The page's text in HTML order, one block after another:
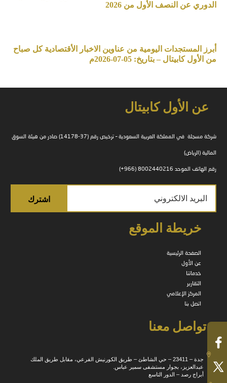
الدوري عن النصف الأول من 2026
أبرز المستجدات اليومية من عناوين الاخبار الأقتصادية كل صباح
من الأول كابيتال – بتاريخ: 05-07-2026م
عن الأول كابيتال
شركة مسجلة في المملكة العربية السعودية – ترخيص رقم (37-14178) صادر من هيئة السوق
المالية (الرياض)
رقم الهاتف الموحد 8002440216 (966+)
خريطة الموقع
الصفحة الرئيسية
عن الأول
خدماتنا
التقارير
المركز الإعلامي
اتصل بنا
تواصل معنا
جدة – 23411 – حي الشاطئ – طريق الكورنيش الفرعي، مقابل طريق الملك
عبدالعزيز، بجوار مستشفى سمير عباس.
أبراج رصد – الدور التاسع